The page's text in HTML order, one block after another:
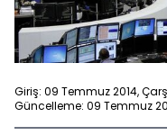
Giriş: 09 Temmuz 2014,
Güncelleme: 09 Temmuz